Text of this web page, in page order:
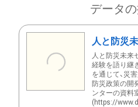
データ
人と防災
人と防災未来
経験を語り継
を通じて、災
防災政策の開
ンターの資料
(https://